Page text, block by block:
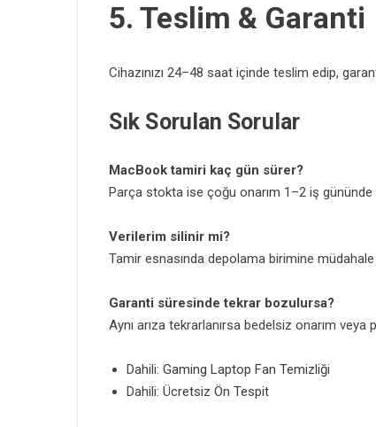
5. Teslim & Garanti
Cihazınızı 24–48 saat içinde teslim edip,
Sık Sorulan Sorular
MacBook tamiri kaç gün sürer?
Parça stokta ise çoğu onarım 1–2 iş
Verilerim silinir mi?
Tamir esnasında depolama birimine
Garanti süresinde tekrar bozulursa?
Aynı arıza tekrarlanırsa bedelsiz onarım veya
Dahili: Gaming Laptop Fan Temizliği
Dahili: Ücretsiz Ön Tespit